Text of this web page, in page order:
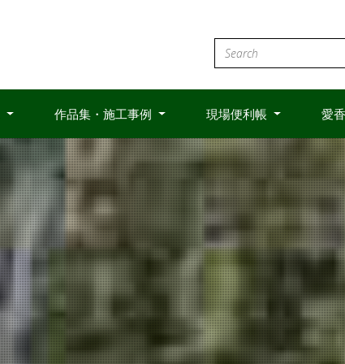
作品集・施工事例 現場便利帳 愛